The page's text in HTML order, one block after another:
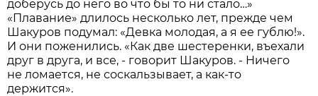
доберусь до него во что бы то ни стало…»
«Плавание» длилось несколько лет, прежде чем
Шакуров подумал: «Девка молодая, а я ее гублю!».
И они поженились. «Как две шестеренки, въехали
друг в друга, и все, - говорит Шакуров. - Ничего
не ломается, не соскальзывает, а как-то
держится».